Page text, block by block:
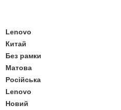
Lenovo
Китай
Без рамки
Матова
Російська
Lenovo
Новий